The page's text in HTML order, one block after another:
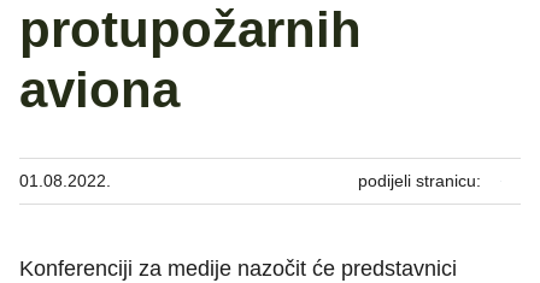
protupožarnih
aviona
01.08.2022. podijeli stranicu:
Konferenciji za medije nazočit će predstavnici